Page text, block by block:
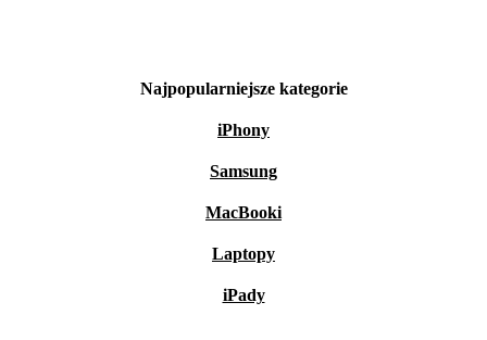
Najpopularniejsze kategorie
iPhony
Samsung
MacBooki
Laptopy
iPady